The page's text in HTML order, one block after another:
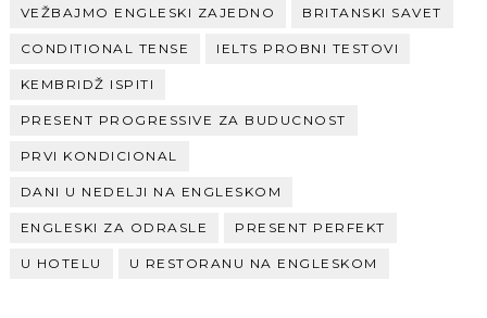
VEŽBAJMO ENGLESKI ZAJEDNO BRITANSKI SAVET
CONDITIONAL TENSE IELTS PROBNI TESTOVI
KEMBRIDŽ ISPITI
PRESENT PROGRESSIVE ZA BUDUCNOST
PRVI KONDICIONAL
DANI U NEDELJI NA ENGLESKOM
ENGLESKI ZA ODRASLE PRESENT PERFEKT
U HOTELU U RESTORANU NA ENGLESKOM